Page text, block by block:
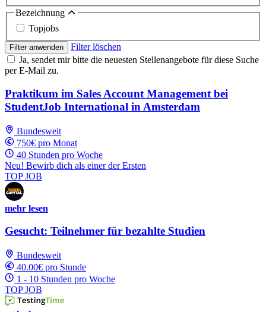
Bezeichnung
Topjobs
Filter anwenden
Filter löschen
Ja, sendet mir bitte die neuesten Stellenangebote für diese Suche
per E-Mail zu.
Praktikum im Sales Account Management bei
StudentJob International in Amsterdam
Bundesweit
750€ pro Monat
40 Stunden pro Woche
Neu! Bewirb dich als einer der Ersten
TOP JOB
mehr lesen
Gesucht: Teilnehmer für bezahlte Studien
Bundesweit
40.00€ pro Stunde
1 - 10 Stunden pro Woche
TOP JOB